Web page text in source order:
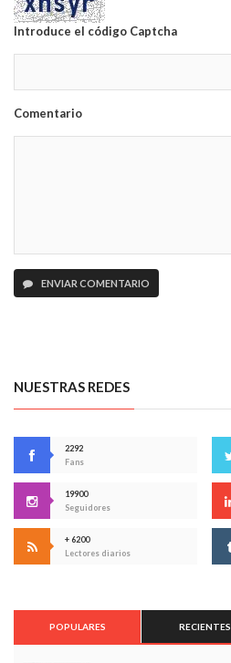
Introduce el código Captcha
Comentario
ENVIAR COMENTARIO
NUESTRAS REDES
2292
Fans
19900
Seguidores
+ 6200
Lectores diarios
POPULARES RECIENTES